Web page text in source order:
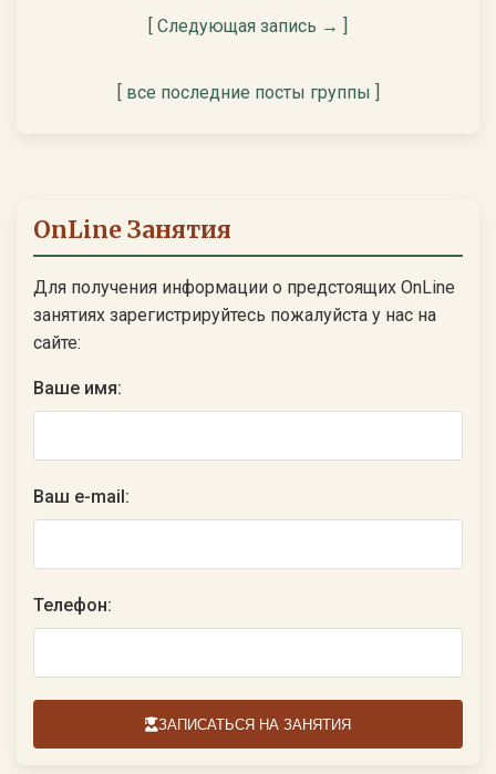
[ Следующая запись → ]
[ все последние посты группы ]
OnLine Занятия
Для получения информации о предстоящих OnLine
занятиях зарегистрируйтесь пожалуйста у нас на
сайте:
Ваше имя:
Ваш e-mail:
Телефон:
ЗАПИСАТЬСЯ НА ЗАНЯТИЯ